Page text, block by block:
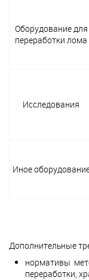
Оборудование для
переработки лома
Исследования
Иное
Дополнительные
нормативы
переработки,